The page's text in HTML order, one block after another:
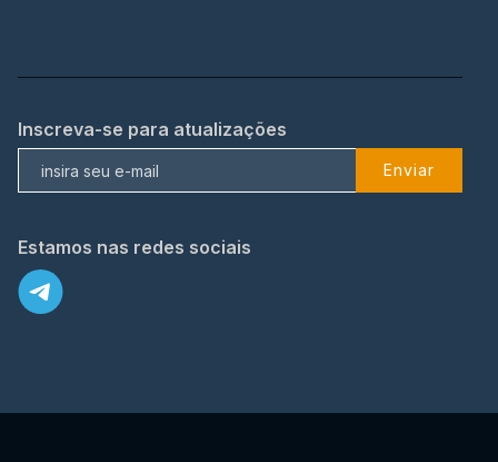
Inscreva-se para atualizações
Enviar
Estamos nas redes sociais